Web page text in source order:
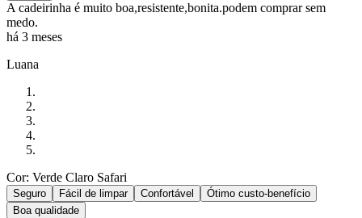
A cadeirinha é muito boa,resistente,bonita.podem comprar sem
medo.
há 3 meses
Luana
Cor: Verde Claro Safari
Seguro Fácil de limpar Confortável
Ótimo custo-benefício
Boa qualidade